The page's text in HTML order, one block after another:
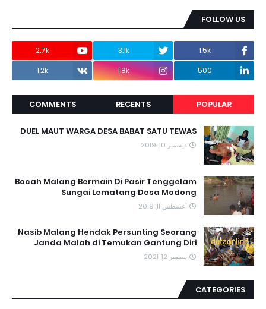
FOLLOW US
1.5k
3.1k
2.7k
500
1.8k
1.2k
POPULAR
RECENTS
COMMENTS
DUEL MAUT WARGA DESA BABAT SATU TEWAS
ديسمبر 10, 2019
Bocah Malang Bermain Di Pasir Tenggelam
Sungai Lematang Desa Modong
أغسطس 11, 2019
Nasib Malang Hendak Persunting Seorang
Janda Malah di Temukan Gantung Diri
سبتمبر 12, 2021
CATEGORIES